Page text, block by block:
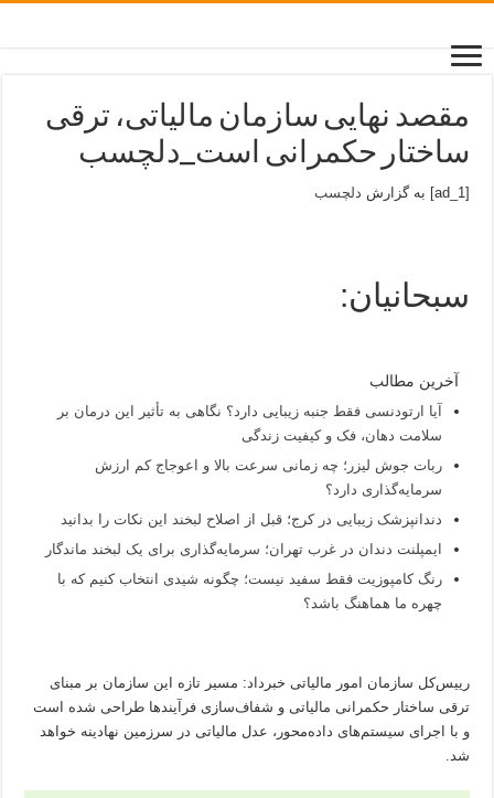
مقصد نهایی سازمان مالیاتی، ترقی
ساختار حکمرانی است_دلچسب
[ad_1] به گزارش دلچسب
سبحانیان:
آخرین مطالب
آیا ارتودنسی فقط جنبه زیبایی دارد؟ نگاهی به تأثیر این درمان بر
سلامت دهان، فک و کیفیت زندگی
ربات جوش لیزر؛ چه زمانی سرعت بالا و اعوجاج کم ارزش
سرمایه‌گذاری دارد؟
دندانپزشک زیبایی در کرج؛ قبل از اصلاح لبخند این نکات را بدانید
ایمپلنت دندان در غرب تهران؛ سرمایه‌گذاری برای یک لبخند ماندگار
رنگ کامپوزیت فقط سفید نیست؛ چگونه شیدی انتخاب کنیم که با
چهره ما هماهنگ باشد؟
رییس‌کل سازمان امور مالیاتی خبرداد: مسیر تازه این سازمان بر مبنای
ترقی ساختار حکمرانی مالیاتی و شفاف‌سازی فرآیندها طراحی شده است
و با اجرای سیستم‌های داده‌محور، عدل مالیاتی در سرزمین نهادینه خواهد
شد.